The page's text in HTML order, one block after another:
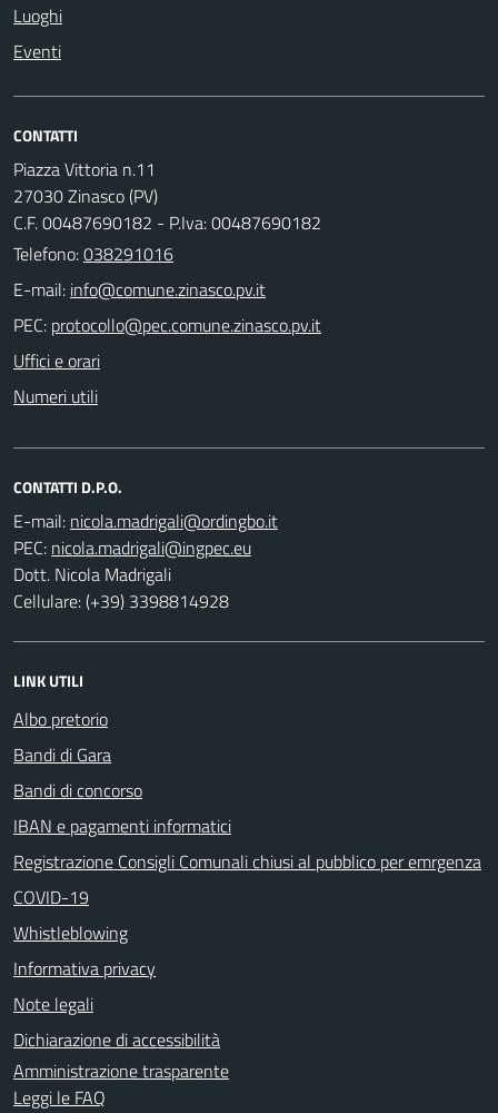
Luoghi
Eventi
CONTATTI
Piazza Vittoria n.11
27030 Zinasco (PV)
C.F. 00487690182 - P.Iva: 00487690182
Telefono:038291016
E-mail:
PEC:
Uffici e orari
Numeri utili
CONTATTI D.P.O.
E-mail:
PEC:
Dott. Nicola Madrigali
Cellulare: (+39) 3398814928
LINK UTILI
Albo pretorio
Bandi di Gara
Bandi di concorso
IBAN e pagamenti informatici
Registrazione Consigli Comunali chiusi al pubblico per emrgenza
COVID-19
Whistleblowing
Informativa privacy
Note legali
Dichiarazione di accessibilità
Amministrazione trasparente
Leggi le FAQ